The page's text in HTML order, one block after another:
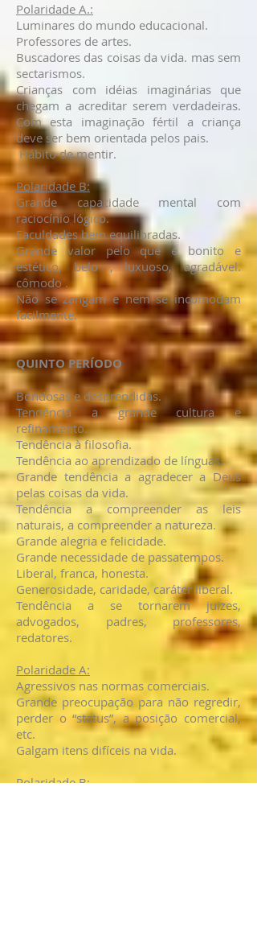
Polaridade A.:
Luminares do mundo educacional.
Professores de artes.
Buscadores das coisas da vida. mas sem
sectarismos.
Crianças com idéias imaginárias que
chegam a acreditar serem verdadeiras.
Com esta imaginação fértil a criança
deve ser bem orientada pelos pais.
Hábito de mentir.
Polaridade B:
Grande capacidade mental com
raciocínio lógico.
Faculdades bem equilibradas.
Grande valor pelo que é bonito e
estético, belo , luxuoso, agradável.
cômodo .
Não se zangam e nem se incomodam
facilmente.
QUINTO PERÍODO
Bondosas e desprendidas.
Tendência a grande cultura e
refinamento.
Tendência à filosofia.
Tendência ao aprendizado de línguas.
Grande tendência a agradecer a Deus
pelas coisas da vida.
Tendência a compreender as leis
naturais, a compreender a natureza.
Grande alegria e felicidade.
Grande necessidade de passatempos.
Liberal, franca, honesta.
Generosidade, caridade, caráter liberal.
Tendência a se tornarem juizes,
advogados, padres, professores,
redatores.
Polaridade A:
Agressivos nas normas comerciais.
Grande preocupação para não regredir,
perder o “status”, a posição comercial,
etc.
Galgam itens difíceis na vida.
Polaridade B: